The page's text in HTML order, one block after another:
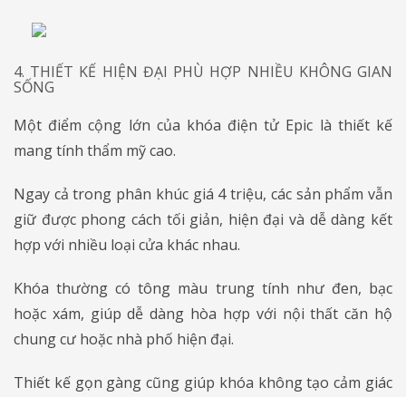
4. THIẾT KẾ HIỆN ĐẠI PHÙ HỢP NHIỀU KHÔNG GIAN
SỐNG
Một điểm cộng lớn của khóa điện tử Epic là thiết kế
mang tính thẩm mỹ cao.
Ngay cả trong phân khúc giá 4 triệu, các sản phẩm vẫn
giữ được phong cách tối giản, hiện đại và dễ dàng kết
hợp với nhiều loại cửa khác nhau.
Khóa thường có tông màu trung tính như đen, bạc
hoặc xám, giúp dễ dàng hòa hợp với nội thất căn hộ
chung cư hoặc nhà phố hiện đại.
Thiết kế gọn gàng cũng giúp khóa không tạo cảm giác